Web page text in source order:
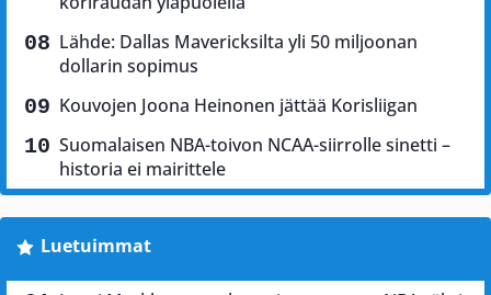
Lähde: Dallas Mavericksilta yli 50 miljoonan
dollarin sopimus
Kouvojen Joona Heinonen jättää Korisliigan
Suomalaisen NBA-toivon NCAA-siirrolle sinetti –
historia ei mairittele
Luetuimmat